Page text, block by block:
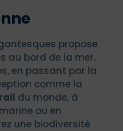
propose
au bord de la mer.
en passant par la
comme la
du monde, à
ou en
une biodiversité